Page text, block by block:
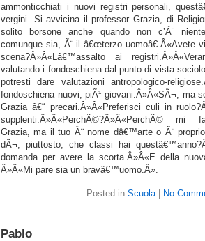
ammonticchiati i nuovi registri personali,
vergini. Si avvicina il professor Grazia, di
solito borsone anche quando non c’Ã¨
comunque sia, Ã¨ il â€œterzo uomoâ€.Â«Avete
scena?Â»Â«Lâ€™assalto ai
valutando i fondoschiena dal punto di vista
potresti dare valutazioni antropologico-
fondoschiena nuovi, piÃ¹ giovani.Â»Â«SÃ¬, ma
Grazia â€“ precari.Â»Â«Preferisci culi in
supplenti.Â»Â«PerchÃ©?Â»Â«PerchÃ© mi
Grazia, ma il tuo Ã¨ nome dâ€™arte o Ã¨
dÃ¬, piuttosto, che classi hai
domanda per avere la scorta.Â»Â«E della
Â»Â«Mi pare sia un bravâ€™uomo.Â».
Posted in Scuola| No
Pablo